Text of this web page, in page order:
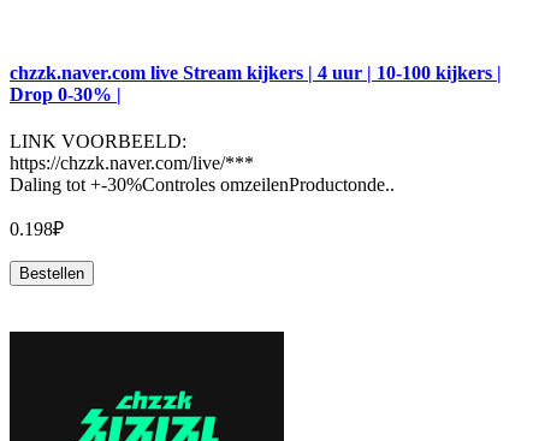
chzzk.naver.com live Stream kijkers | 4 uur | 10-100 kijkers |
Drop 0-30% |
LINK VOORBEELD:
https://chzzk.naver.com/live/***
Daling tot +-30%Controles omzeilenProductonde..
0.198₽
Bestellen